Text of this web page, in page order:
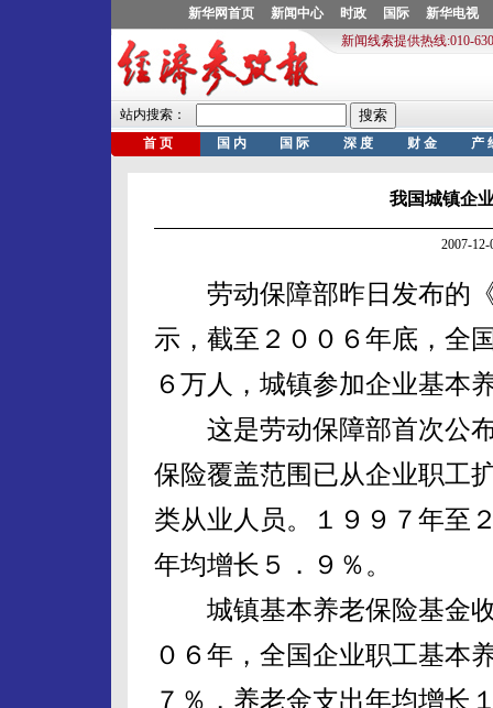
我国城镇企
2007-
劳动保障部昨日发布的《
示，截至２００６年底，全
６万人，城镇参加企业基本
这是劳动保障部首次公布
保险覆盖范围已从企业职工
类从业人员。１９９７年至
年均增长５．９％。
城镇基本养老保险基金收
０６年，全国企业职工基本
７％，养老金支出年均增长